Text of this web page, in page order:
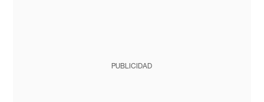
PUBLICIDAD